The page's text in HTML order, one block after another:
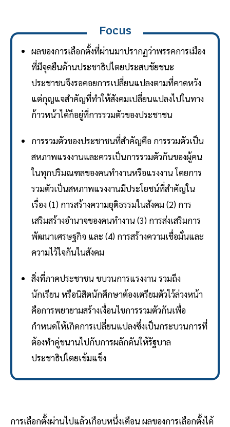
Focus
ผลของการเลือกตั้งที่ผ่านมาปรากฏว่าพรรคการเมือง
ที่มีจุดยืนด้านประชาธิปไตยประสบชัยชนะ
ประชาชนจึงรอคอยการเปลี่ยนแปลงตามที่คาดหวัง
แต่กุญแจสำคัญที่ทำให้สังคมเปลี่ยนแปลงไปในทาง
ก้าวหน้าได้ก็อยู่ที่การรวมตัวของประชาชน
การรวมตัวของประชาชนที่สำคัญคือ การรวมตัวเป็น
สหภาพแรงงานและควรเป็นการรวมตัวกันของผู้คน
ในทุกปริมณฑลของคนทำงานหรือแรงงาน โดยการ
รวมตัวเป็นสหภาพแรงงานมีประโยชน์ที่สำคัญใน
เรื่อง (1) การสร้างความยุติธรรมในสังคม (2) การ
เสริมสร้างอำนาจของคนทำงาน (3) การส่งเสริมการ
พัฒนาเศรษฐกิจ และ (4) การสร้างความเชื่อมั่นและ
ความไว้ใจกันในสังคม
สิ่งที่ภาคประชาชน ขบวนการแรงงาน รวมถึง
นักเรียน หรือนิสิตนักศึกษาต้องเตรียมตัวไว้ล่วงหน้า
คือการพยายามสร้างเงื่อนไขการรวมตัวกันเพื่อ
กำหนดให้เกิดการเปลี่ยนแปลงซึ่งเป็นกระบวนการที่
ต้องทำคู่ขนานไปกับการผลักดันให้รัฐบาล
ประชาธิปไตยเข้มแข็ง
การเลือกตั้งผ่านไปแล้วเกือบหนึ่งเดือน ผลของการเลือกตั้งได้